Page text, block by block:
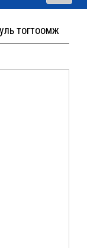
тогтоомж